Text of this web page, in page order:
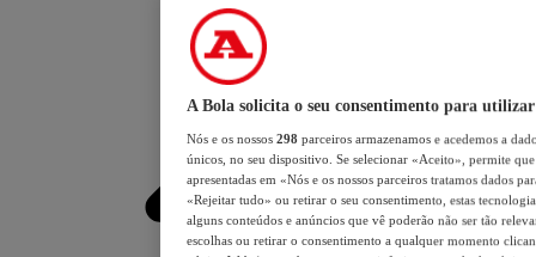
A Bola solicita o seu consentimento para utilizar
Nós e os nossos 298 parceiros armazenamos e acedemos a
únicos, no seu dispositivo. Se selecionar «Aceito», permite
apresentadas em «Nós e os nossos parceiros tratamos dados
«Rejeitar tudo» ou retirar o seu consentimento, estas
alguns conteúdos e anúncios que vê poderão não ser tão
escolhas ou retirar o consentimento a qualquer momento